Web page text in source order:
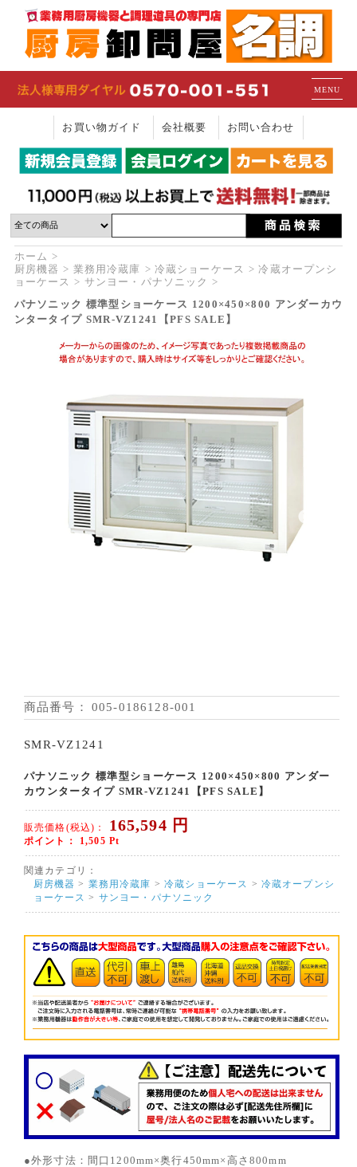
MENU
お買い物ガイド 会社概要 お問い合わせ
ホーム
厨房機器
業務用冷蔵庫 冷蔵ショーケース
冷蔵オープンシ
ョーケース
サンヨー・パナソニック
パナソニック 標準型ショーケース 1200×450×800 アンダーカウ
ンタータイプ SMR-VZ1241【PFS SALE】
商品番号： 005-0186128-001
SMR-VZ1241
パナソニック 標準型ショーケース 1200×450×800 アンダー
カウンタータイプ SMR-VZ1241【PFS SALE】
販売価格(税込)： 165,594 円
ポイント： 1,505 Pt
関連カテゴリ：
厨房機器 > 業務用冷蔵庫 >冷蔵ショーケース > 冷蔵オープンシ
ョーケース > サンヨー・パナソニック
●外形寸法：間口1200mm×奥行450mm×高さ800mm